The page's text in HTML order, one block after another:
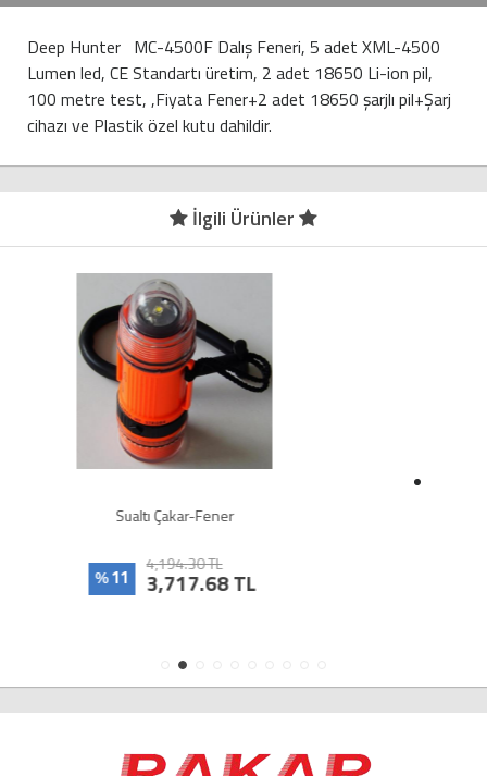
Deep Hunter MC-4500F Dalış Feneri, 5 adet XML-4500
Lumen led, CE Standartı üretim, 2 adet 18650 Li-ion pil,
100 metre test, ,Fiyata Fener+2 adet 18650 şarjlı pil+Şarj
cihazı ve Plastik özel kutu dahildir.
İlgili Ürünler